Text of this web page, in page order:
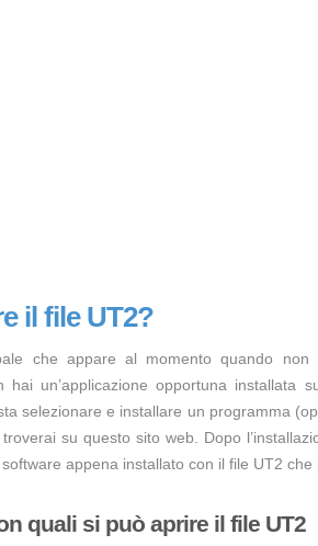
il file UT2?
che appare al momento quando
hai un’applicazione opportuna installata
selezionare e installare un programma
su questo sito web. Dopo
appena installato con il file UT2 che
quali si può aprire il file UT2